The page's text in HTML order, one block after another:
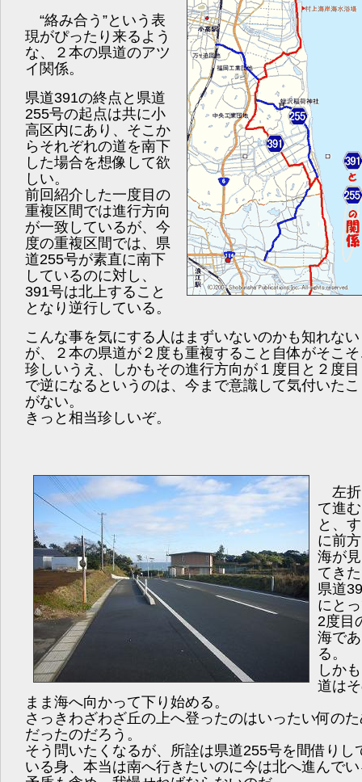
“絡み合う”という表
現がぴったり来るよう
な、２本の県道のアツ
イ関係。
県道391の終点と県道
255号の起点は共に小
高区内にあり、そこか
らそれぞれの道を南下
した場合を想像して欲
しい。
前回紹介した一度目の
重複区間では進行方向
が一致しているが、今
度の重複区間では、県
道255号が素直に南下
しているのに対し、
391号は北上すること
となり逆行している。
こんな事を気にする人はまずいないのかも知れない
が、２本の県道が２度も重複すること自体がそこ
珍しいうえ、しかもその進行方向が１度目と２度
で逆になるというのは、今まで意識して気付いた
がない。
きっと相当珍しいぞ。
左折
て進む
と、
に前
海が
てき
県道
にと
2度目
海であ
る。
しか
道は
まま海へ向かって下り始める。
さっきわざわざ丘の上へ登ったのはいったい何の
だったのだろう。
そう問いたくなるが、所詮は県道255号を間借りし
いる身、本当は南へ行きたいのに今は北へ進んで